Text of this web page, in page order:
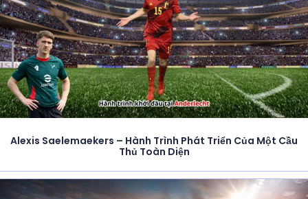
Alexis Saelemaekers – Hành Trình Phát Triển Của Một Cầu
Thủ Toàn Diện